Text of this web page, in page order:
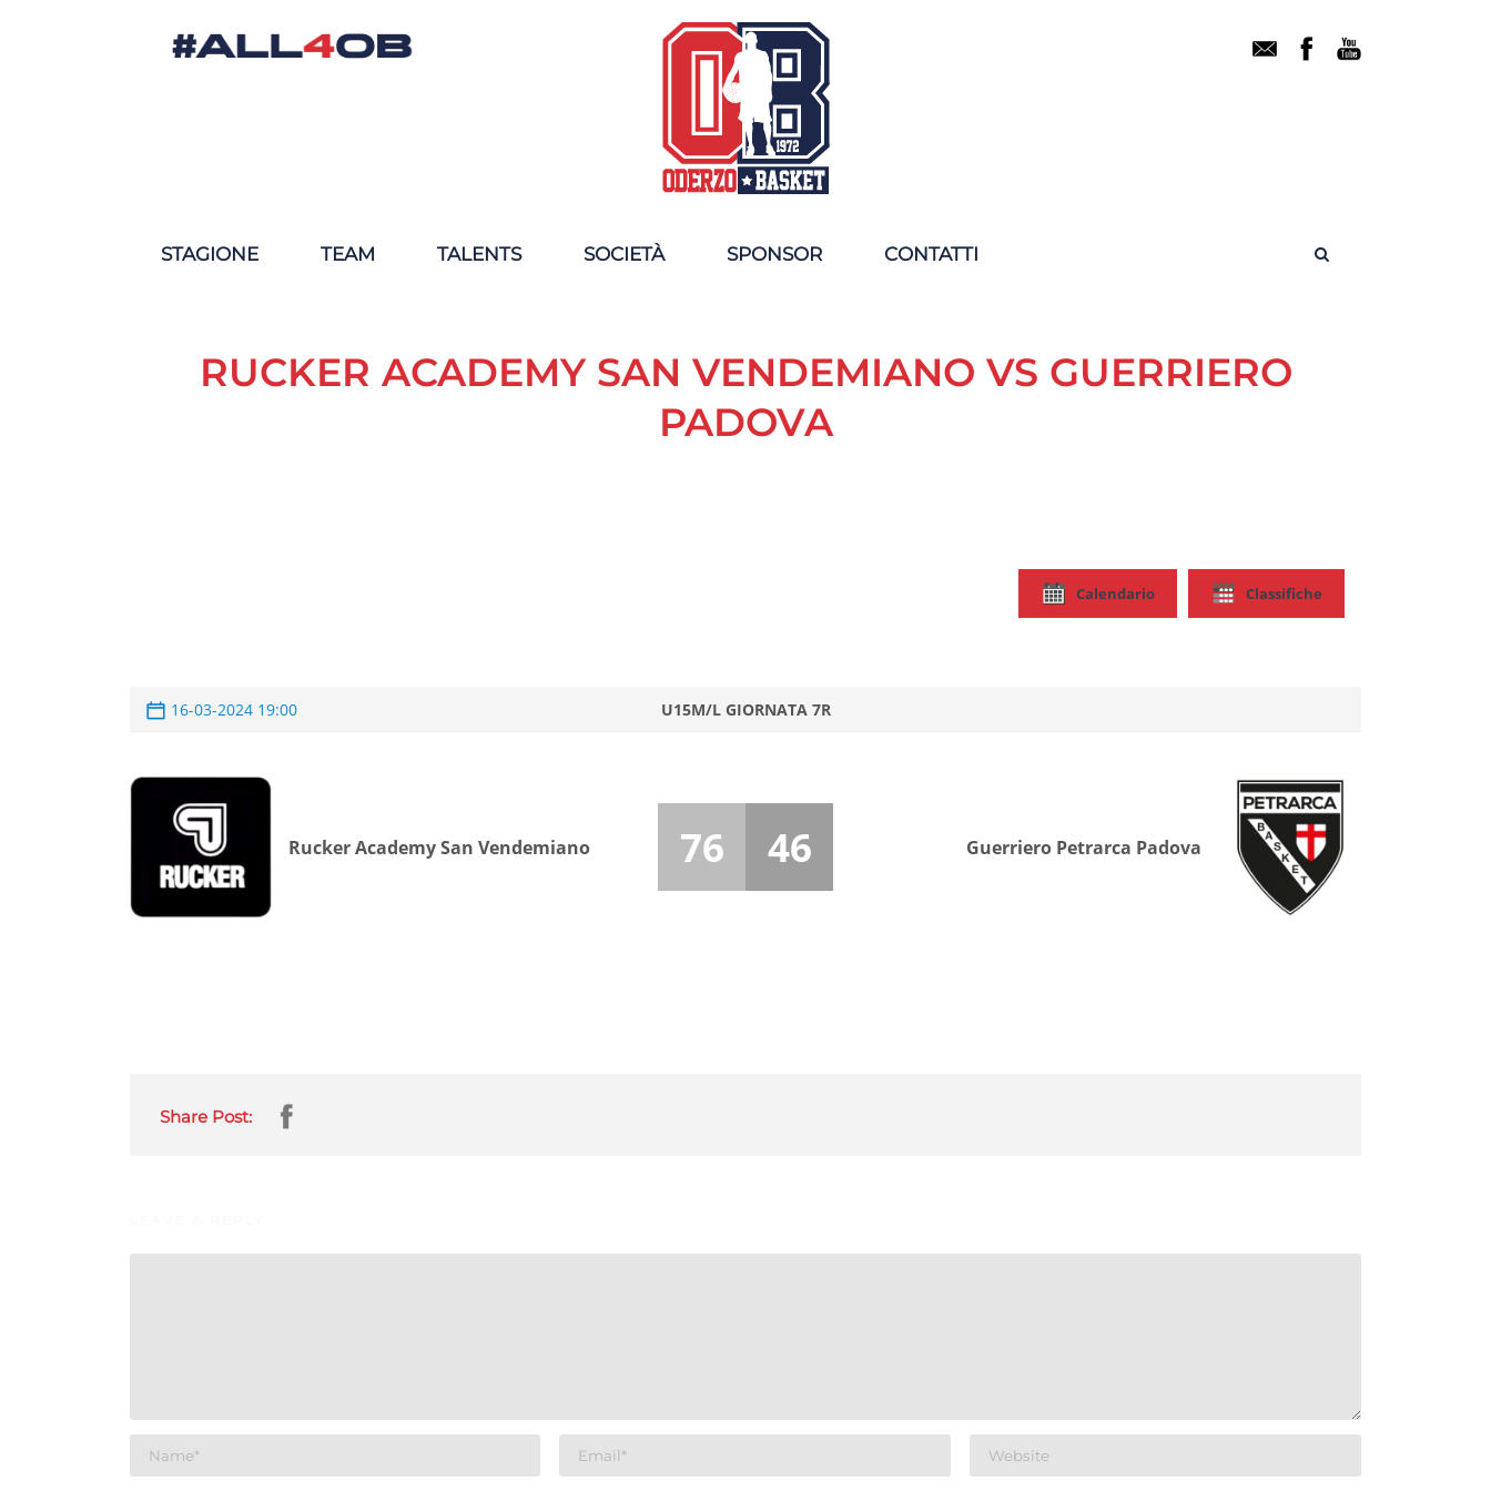
STAGIONE TEAM TALENTS SOCIETÀ SPONSOR CONTATTI
RUCKER ACADEMY SAN VENDEMIANO VS GUERRIERO
PADOVA
Calendario Classifiche
16-03-2024 19:00 U15M/L GIORNATA 7R
Rucker Academy San Vendemiano Guerriero Petrarca Padova
76 46
Share Post: